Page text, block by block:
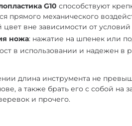
G10 способствуют
прямого механического
вне зависимости от условий
ножа: нажатие на шпенек или
в использовании и надежен в
длина инструмента не
а также брать его с собой
и прочего.